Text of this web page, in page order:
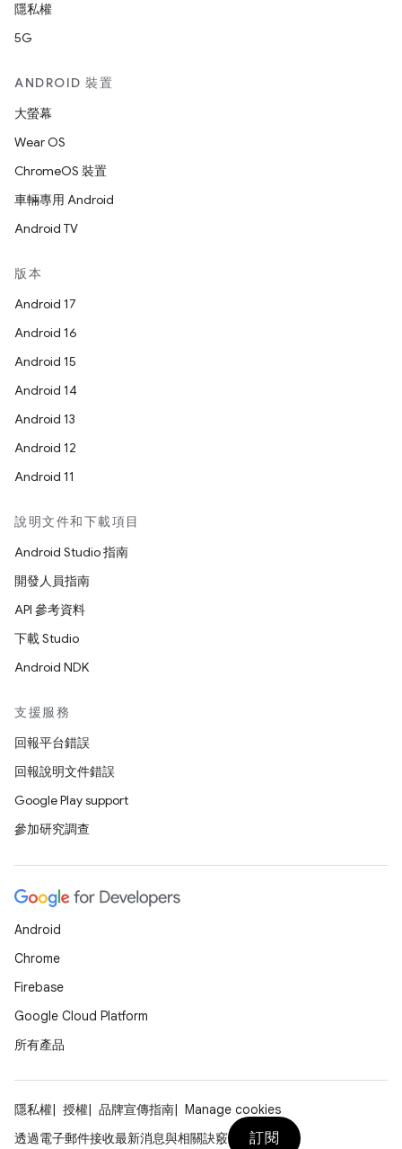
隱私權
5G
ANDROID 裝置
大螢幕
Wear OS
ChromeOS 裝置
車輛專用 Android
Android TV
版本
Android 17
Android 16
Android 15
Android 14
Android 13
Android 12
Android 11
說明文件和下載項目
Android Studio 指南
開發人員指南
API 參考資料
下載 Studio
Android NDK
支援服務
回報平台錯誤
回報說明文件錯誤
Google Play support
參加研究調查
Android
Chrome
Firebase
Google Cloud Platform
所有產品
隱私權 授權 品牌宣傳指南
Manage cookies
透過電子郵件接收最新消息與相關訣竅
訂閱